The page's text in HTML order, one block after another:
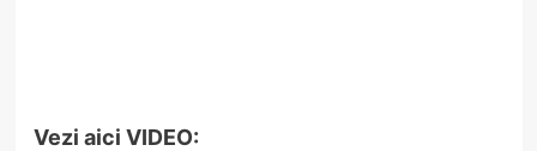
Vezi aici VIDEO: